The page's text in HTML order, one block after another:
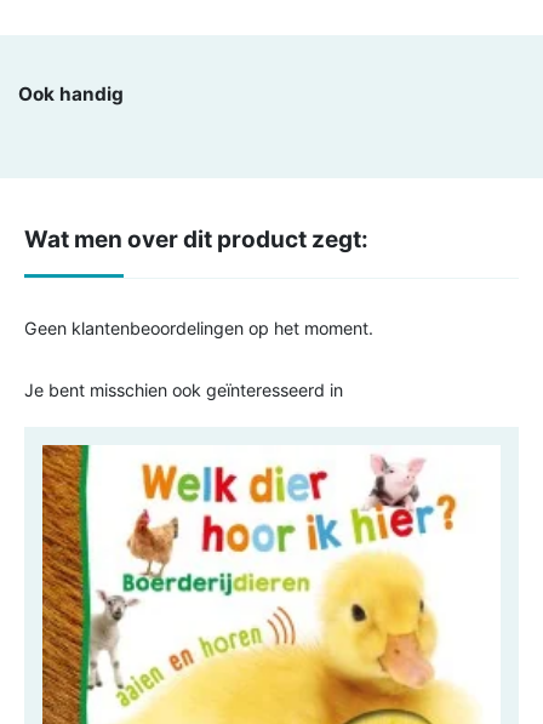
Ook handig
Wat men over dit product zegt:
Geen klantenbeoordelingen op het moment.
Je bent misschien ook geïnteresseerd in